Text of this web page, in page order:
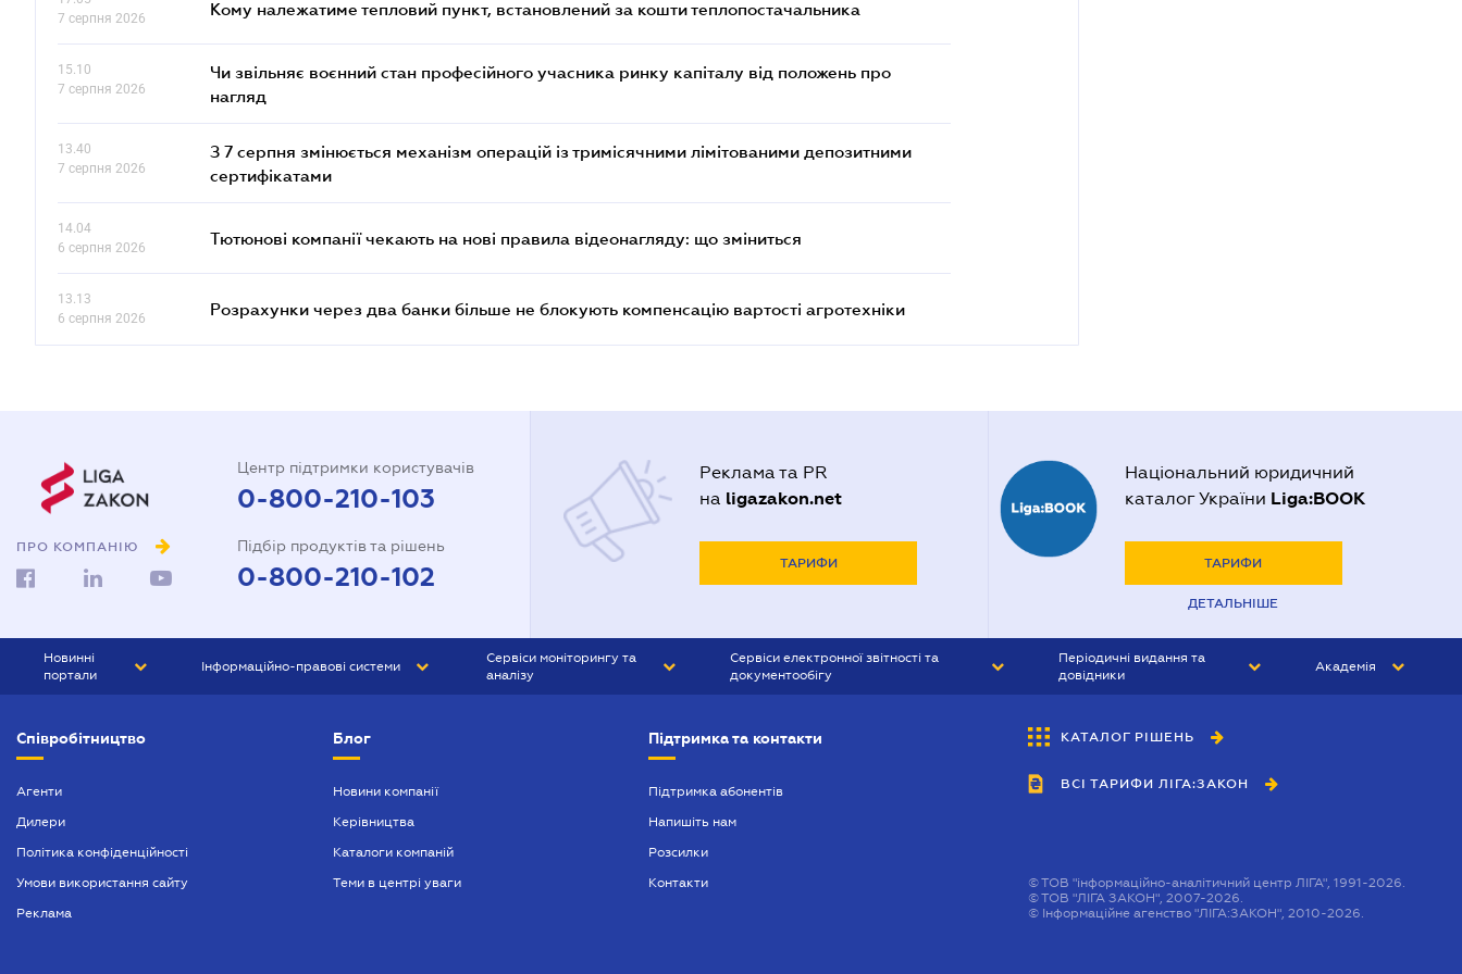
7 серпня 2026
Кому належатиме тепловий пункт, встановлений за кошти теплопостачальника
15.10
7 серпня 2026
Чи звільняє воєнний стан професійного учасника ринку капіталу від положень про
нагляд
13.40
7 серпня 2026
З 7 серпня змінюється механізм операцій із тримісячними лімітованими депозитними
сертифікатами
14.04
6 серпня 2026
Тютюнові компанії чекають на нові правила відеонагляду: що зміниться
13.13
6 серпня 2026
Розрахунки через два банки більше не блокують компенсацію вартості агротехніки
ПРО КОМПАНІЮ
Центр підтримки користувачів
0-800-210-103
Підбір продуктів та рішень
0-800-210-102
Реклама та PR
на ligazakon.net
ТАРИФИ
Національний юридичний
каталог України Liga:BOOK
ТАРИФИ
ДЕТАЛЬНІШЕ
Новинні
портали
БІЗНЕС
Інформаційно-правові системи
БУХГАЛТЕР ПРОФ
Сервіси моніторингу та
аналізу
Сервіси електронної звітності та
документообігу
Періодичні видання та
довідники
БУХГАЛТЕР&ЗАКОН
ВІСНИК МСФЗ
Академія
Співробітництво
Агенти
Дилери
Політика конфіденційності
Умови використання сайту
Реклама
Блог
Новини компанії
Керівництва
Каталоги компаній
Теми в центрі уваги
Підтримка та контакти
Підтримка абонентів
Напишіть нам
Розсилки
Контакти
КАТАЛОГ РІШЕНЬ
ВСІ ТАРИФИ ЛІГА:ЗАКОН
©ТОВ "інформаційно-аналітичний центр ЛІГА", 1991-2026.
©ТОВ "ЛІГА ЗАКОН", 2007-2026.
© Інформаційне агенство "ЛІГА:ЗАКОН", 2010-2026.